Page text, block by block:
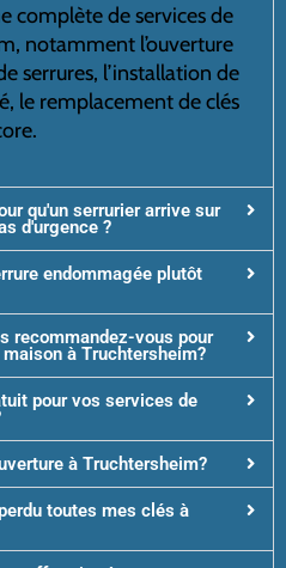
complète de services de
notamment l’ouverture
serrures, l’installation de
le remplacement de clés
qu'un serrurier arrive sur
d'urgence ?
endommagée plutôt
recommandez-vous pour
à Truchtersheim?
pour vos services de
à Truchtersheim?
toutes mes clés à